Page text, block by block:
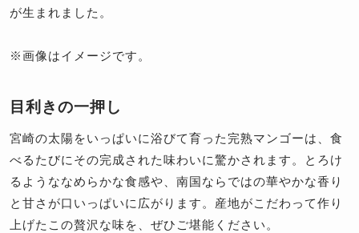
が生まれました。
※画像はイメージです。
目利きの一押し
宮崎の太陽をいっぱいに浴びて育った完熟マンゴーは、食
べるたびにその完成された味わいに驚かされます。とろけ
るようななめらかな食感や、南国ならではの華やかな香り
と甘さが口いっぱいに広がります。産地がこだわって作り
上げたこの贅沢な味を、ぜひご堪能ください。